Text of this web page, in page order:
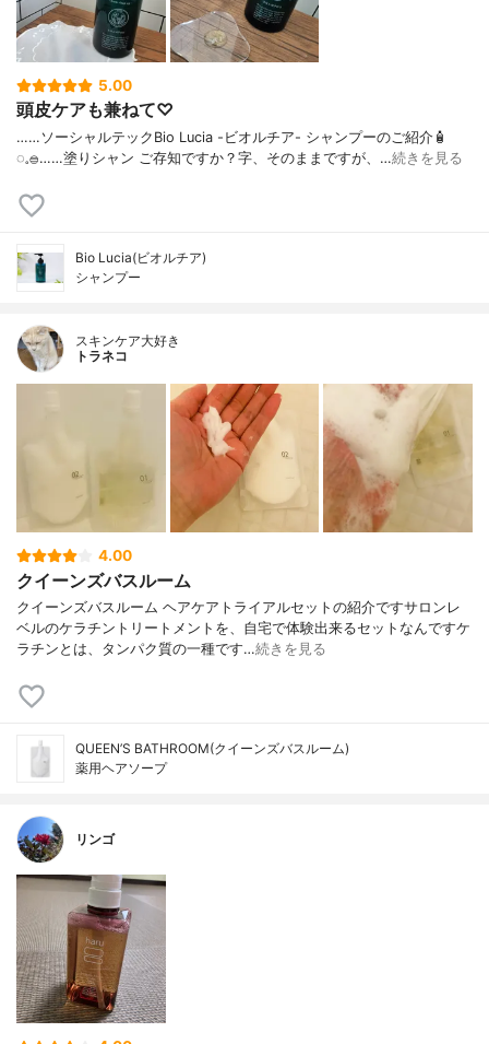
5.00
頭皮ケアも兼ねて♡
……⁡⁡⁡ソーシャルテックBio Lucia -ビオルチア- シャンプー⁡のご紹介🧴‎
◌𓈒𓐍⁡……⁡⁡⁡⁡塗りシャン ご存知ですか？⁡⁡⁡⁡字、そのままですが、…続きを見る
Bio Lucia(ビオルチア)
シャンプー
スキンケア大好き
トラネコ
4.00
クイーンズバスルーム
クイーンズバスルーム ヘアケアトライアルセットの紹介ですサロンレ
ベルのケラチントリートメントを、自宅で体験出来るセットなんですケ
ラチンとは、タンパク質の一種です…続きを見る
QUEEN’S BATHROOM(クイーンズバスルーム)
薬用ヘアソープ
リンゴ